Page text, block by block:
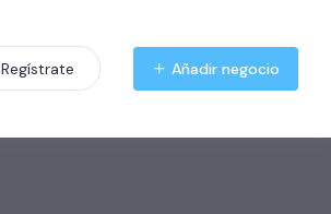
Regístrate Añadir negocio